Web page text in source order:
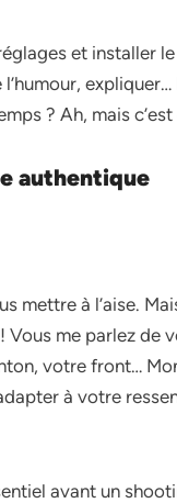
et installer
? Ah, mais
authentique
mettre à l’aise.
me parlez de
votre front…
à votre
avant un